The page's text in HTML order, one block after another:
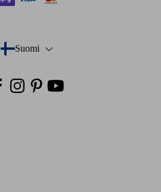
Suomi
- Valitse maa